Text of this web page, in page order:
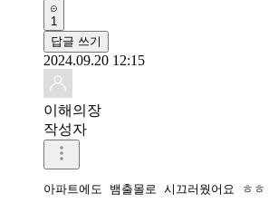
1
답글 쓰기
2024.09.20 12:15
이해의장
작성자
아파트에도 뱀출몰로 시끄러웠어요 ㅎㅎ